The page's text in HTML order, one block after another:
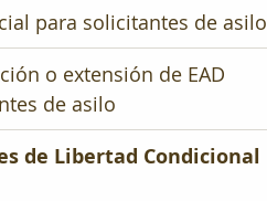
para solicitantes de asilo
o extensión de EAD
de asilo
de Libertad Condicional